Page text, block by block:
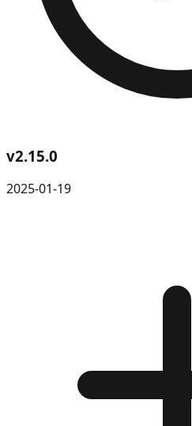
v2.15.0
2025-01-19